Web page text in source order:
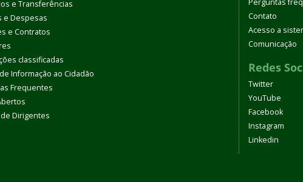
e Transferências
e Despesas
e Contratos
classificadas
Informação ao Cidadão
Frequentes
Dirigentes
Perguntas
Contato
Acesso a
Comunicação
Redes
Twitter
YouTube
Facebook
Instagram
Linkedin